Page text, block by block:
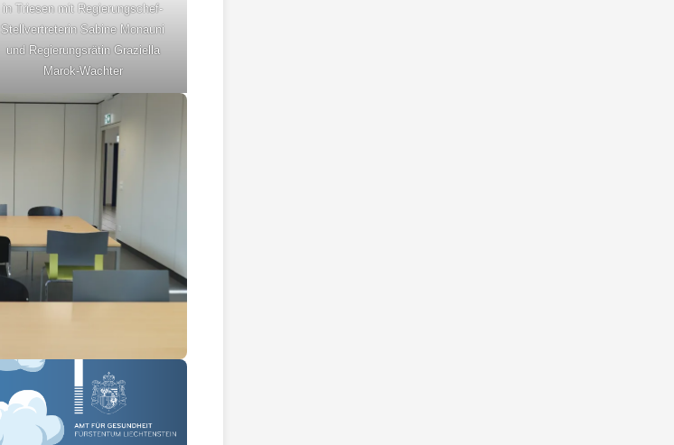
in Triesen mit Regierungschef-
Stellvertreterin Sabine Monauni
und Regierungsrätin Graziella
Marok-Wachter